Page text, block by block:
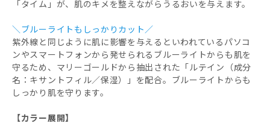
「タイム」が、肌のキメを整えながらうるおいを与えます。
＼ブルーライトもしっかりカット／
紫外線と同じように肌に影響を与えるといわれているパソコ
ンやスマートフォンから発せられるブルーライトからも肌を
守るため、マリーゴールドから抽出された「ルテイン（成分
名：キサントフィル／保湿）」を配合。ブルーライトからも
しっかり肌を守ります。
【カラー展開】